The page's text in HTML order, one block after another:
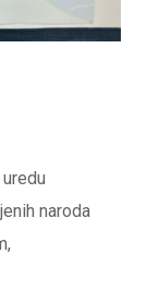
naroda